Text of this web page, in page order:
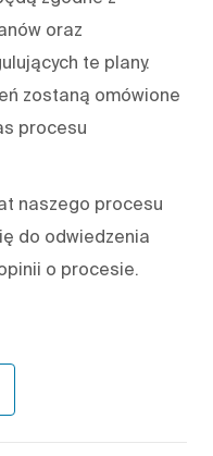
oraz
te plany.
zostaną omówione
procesu
naszego procesu
do odwiedzenia
o procesie.